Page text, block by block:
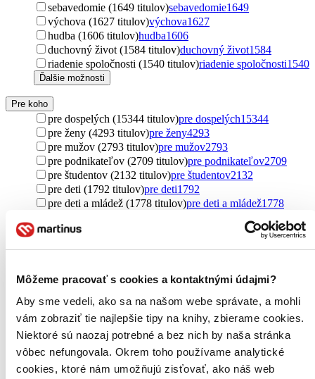
Môžeme pracovať s cookies a kontaktnými údajmi?
Aby sme vedeli, ako sa na našom webe správate, a mohli
vám zobraziť tie najlepšie tipy na knihy, zbierame cookies.
Niektoré sú naozaj potrebné a bez nich by naša stránka
vôbec nefungovala. Okrem toho používame analytické
cookies, ktoré nám umožňujú zisťovať, ako náš web
sebavedomie (1649 titulov)sebavedomie1649
výchova (1627 titulov)výchova1627
hudba (1606 titulov)hudba1606
duchovný život (1584 titulov)duchovný život1584
riadenie spoločnosti (1540 titulov)riadenie spoločnosti1540
Ďalšie možnosti
Pre koho
pre dospelých (15344 titulov)pre dospelých15344
pre ženy (4293 titulov)pre ženy4293
pre mužov (2793 titulov)pre mužov2793
pre podnikateľov (2709 titulov)pre podnikateľov2709
pre študentov (2132 titulov)pre študentov2132
pre deti (1792 titulov)pre deti1792
pre deti a mládež (1778 titulov)pre deti a mládež1778
pre náročných (1294 titulov)
1294
pre rodičov (1080 titulov)
pre rodičov
1080
young adult (923 titulov)
923
pre učiteľov (732 titulov)pre učiteľov 732
pre športovcov (717 titulov)pre športovcov717
pre chlapcov (708 titulov)
pre chlapcov
new adult (626 titulov)
pre dievčatá (467 titulov)pre dievčatá467
pre žiakov (466 titulov)pre žiakov466